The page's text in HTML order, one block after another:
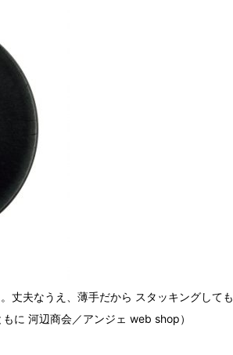
丈夫なうえ、薄手だから スタッキングしても
に 河辺商会／アンジェ web shop）